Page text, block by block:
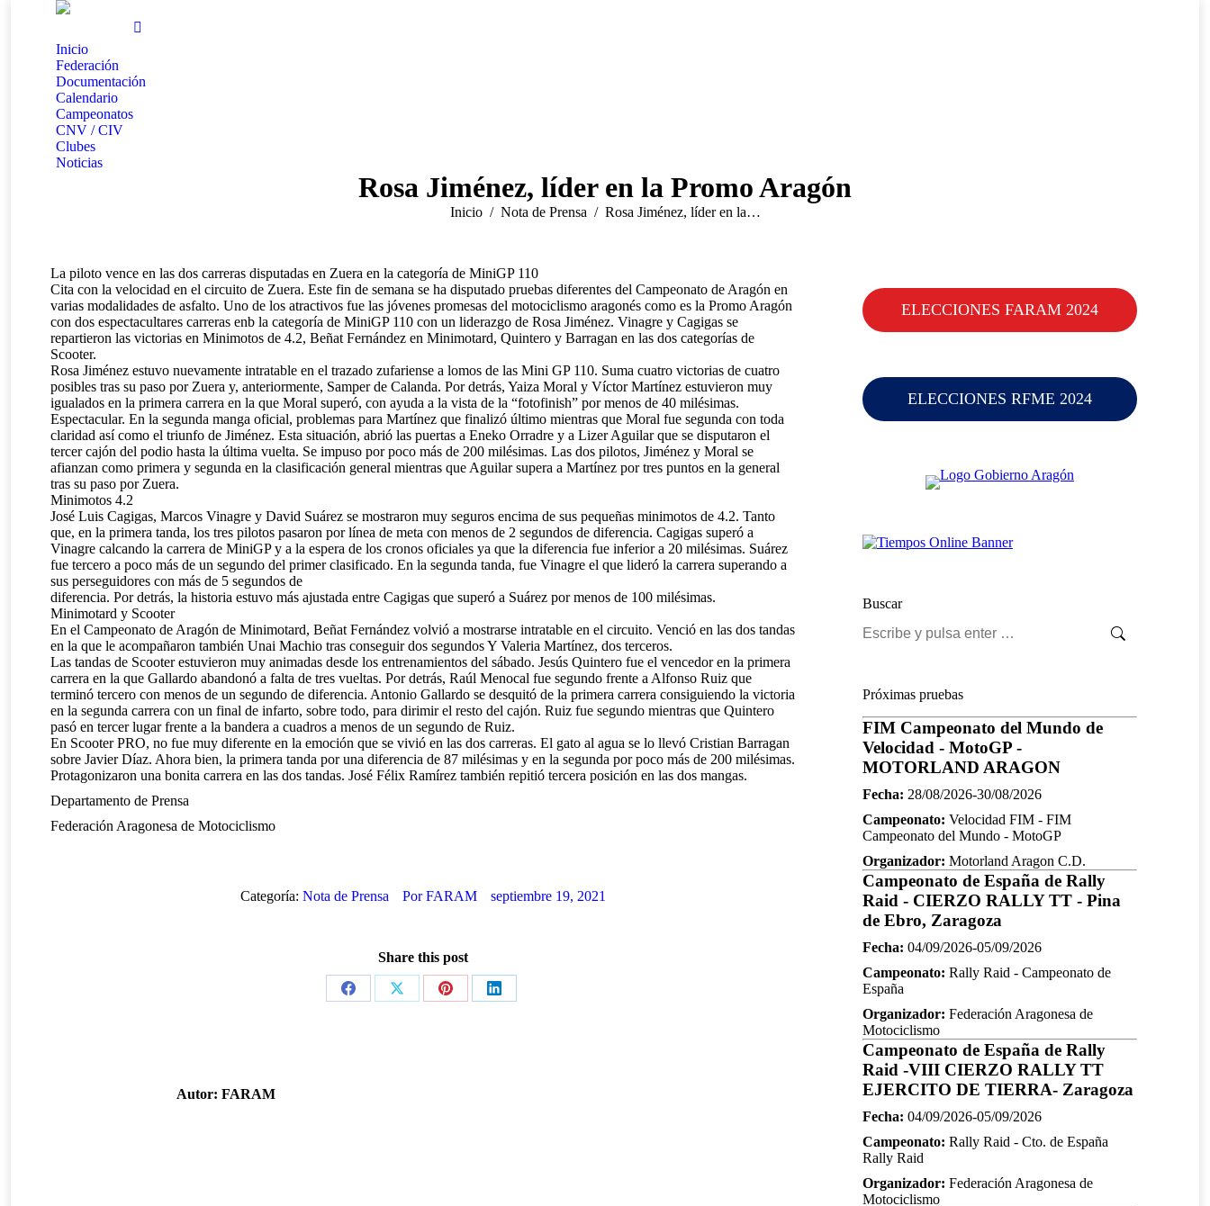
Inicio
Federación
Documentación
Calendario
Campeonatos
CNV / CIV
Clubes
Noticias
Rosa Jiménez, líder en la Promo Aragón
Estás aquí:
Inicio Nota de Prensa Rosa Jiménez, líder en la…
La piloto vence en las dos carreras disputadas en Zuera en la categoría de MiniGP 110
Cita con la velocidad en el circuito de Zuera. Este fin de semana se ha disputado pruebas diferentes del Campeonato de Aragón en
varias modalidades de asfalto. Uno de los atractivos fue las jóvenes promesas del motociclismo aragonés como es la Promo Aragón
con dos espectacultares carreras enb la categoría de MiniGP 110 con un liderazgo de Rosa Jiménez. Vinagre y Cagigas se
repartieron las victorias en Minimotos de 4.2, Beñat Fernández en Minimotard, Quintero y Barragan en las dos categorías de
Scooter.
Rosa Jiménez estuvo nuevamente intratable en el trazado zufariense a lomos de las Mini GP 110. Suma cuatro victorias de cuatro
posibles tras su paso por Zuera y, anteriormente, Samper de Calanda. Por detrás, Yaiza Moral y Víctor Martínez estuvieron muy
igualados en la primera carrera en la que Moral superó, con ayuda a la vista de la “fotofinish” por menos de 40 milésimas.
Espectacular. En la segunda manga oficial, problemas para Martínez que finalizó último mientras que Moral fue segunda con toda
claridad así como el triunfo de Jiménez. Esta situación, abrió las puertas a Eneko Orradre y a Lizer Aguilar que se disputaron el
tercer cajón del podio hasta la última vuelta. Se impuso por poco más de 200 milésimas. Las dos pilotos, Jiménez y Moral se
afianzan como primera y segunda en la clasificación general mientras que Aguilar supera a Martínez por tres puntos en la general
tras su paso por Zuera.
Minimotos 4.2
José Luis Cagigas, Marcos Vinagre y David Suárez se mostraron muy seguros encima de sus pequeñas minimotos de 4.2. Tanto
que, en la primera tanda, los tres pilotos pasaron por línea de meta con menos de 2 segundos de diferencia. Cagigas superó a
Vinagre calcando la carrera de MiniGP y a la espera de los cronos oficiales ya que la diferencia fue inferior a 20 milésimas. Suárez
fue tercero a poco más de un segundo del primer clasificado. En la segunda tanda, fue Vinagre el que lideró la carrera superando a
sus perseguidores con más de 5 segundos de
diferencia. Por detrás, la historia estuvo más ajustada entre Cagigas que superó a Suárez por menos de 100 milésimas.
Minimotard y Scooter
En el Campeonato de Aragón de Minimotard, Beñat Fernández volvió a mostrarse intratable en el circuito. Venció en las dos tandas
en la que le acompañaron también Unai Machio tras conseguir dos segundos Y Valeria Martínez, dos terceros.
Las tandas de Scooter estuvieron muy animadas desde los entrenamientos del sábado. Jesús Quintero fue el vencedor en la primera
carrera en la que Gallardo abandonó a falta de tres vueltas. Por detrás, Raúl Menocal fue segundo frente a Alfonso Ruiz que
terminó tercero con menos de un segundo de diferencia. Antonio Gallardo se desquitó de la primera carrera consiguiendo la victoria
en la segunda carrera con un final de infarto, sobre todo, para dirimir el resto del cajón. Ruiz fue segundo mientras que Quintero
pasó en tercer lugar frente a la bandera a cuadros a menos de un segundo de Ruiz.
En Scooter PRO, no fue muy diferente en la emoción que se vivió en las dos carreras. El gato al agua se lo llevó Cristian Barragan
sobre Javier Díaz. Ahora bien, la primera tanda por una diferencia de 87 milésimas y en la segunda por poco más de 200 milésimas.
Protagonizaron una bonita carrera en las dos tandas. José Félix Ramírez también repitió tercera posición en las dos mangas.
Departamento de Prensa
Federación Aragonesa de Motociclismo
Categoría: Nota de Prensa PorFARAM septiembre 19, 2021
Share this post
Share
Share
Share
Share
Autor: FARAM
ELECCIONES FARAM 2024
ELECCIONES RFME 2024
Buscar
Buscar:
Próximas pruebas
FIM Campeonato del Mundo de
Velocidad - MotoGP -
MOTORLAND ARAGON
Fecha: 28/08/2026-30/08/2026
Campeonato: Velocidad FIM - FIM
Campeonato del Mundo - MotoGP
Organizador: Motorland Aragon C.D.
Campeonato de España de Rally
Raid - CIERZO RALLY TT - Pina
de Ebro, Zaragoza
Fecha: 04/09/2026-05/09/2026
Campeonato: Rally Raid - Campeonato de
España
Organizador: Federación Aragonesa de
Motociclismo
Campeonato de España de Rally
Raid -VIII CIERZO RALLY TT
EJERCITO DE TIERRA- Zaragoza
Fecha: 04/09/2026-05/09/2026
Campeonato: Rally Raid - Cto. de España
Rally Raid
Organizador: Federación Aragonesa de
Motociclismo